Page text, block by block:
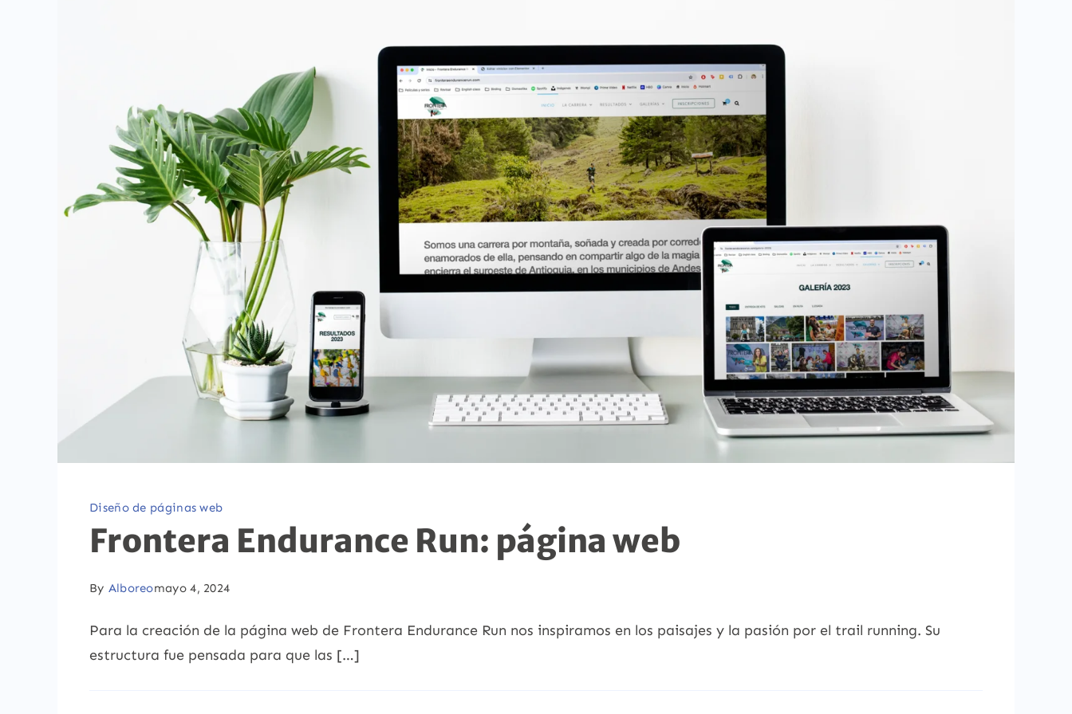
Diseño de páginas web
Frontera Endurance Run: página web
By Alboreomayo 4, 2024
Para la creación de la página web de Frontera Endurance Run nos inspiramos en los paisajes y la pasión por el trail running. Su
estructura fue pensada para que las […]